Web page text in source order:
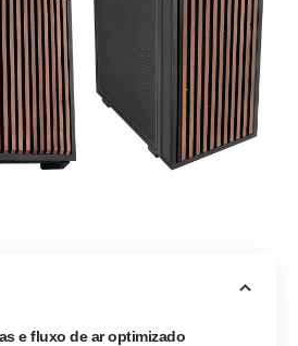
e fluxo de ar optimizado